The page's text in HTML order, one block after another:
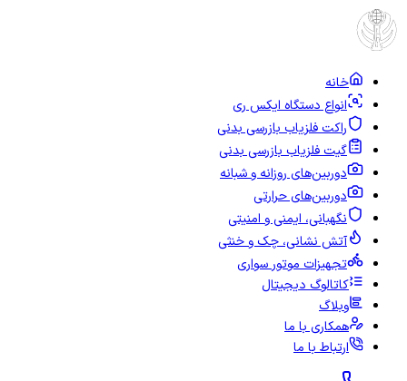
خانه
انواع دستگاه ایکس ری
راکت فلزیاب بازرسی بدنی
گیت فلزیاب بازرسی بدنی
دوربین‌های روزانه و شبانه
دوربین‌های حرارتی
نگهبانی، ایمنی و امنیتی
آتش نشانی، چک و خنثی
تجهیزات موتور سواری
کاتالوگ دیجیتال
وبلاگ
همکاری با ما
ارتباط با ما